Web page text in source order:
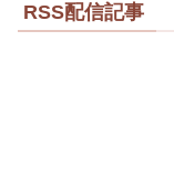
RSS配信記事